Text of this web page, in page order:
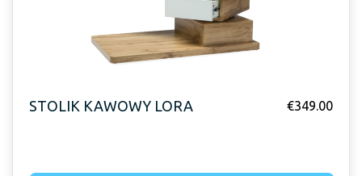
STOLIK KAWOWY LORA €349.00